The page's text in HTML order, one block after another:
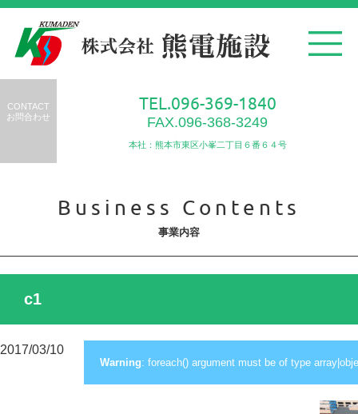
CONTACT
お問合わせ
TEL.096-369-1840
FAX.096-368-3249
本社：熊本市東区小峯二丁目６番６４号
Business Contents
事業内容
c1
2017/03/10
Warning: foreach() argument must be of type